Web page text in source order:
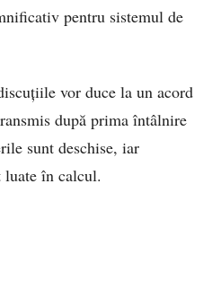
pentru sistemul de
vor duce la un acord
după prima întâlnire
sunt deschise, iar
în calcul.